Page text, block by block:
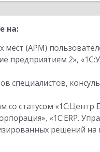
на:
(АРМ)
предприятием 2»,
специалистов,
статусом «1С:Центр
«1С:ERP.
решений